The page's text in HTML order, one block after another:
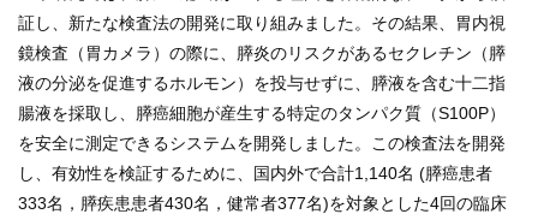
再 診／8：15～17：00（自動再来受付機）
8：20～17：00 （窓口受付）
休診日／土・日・祝日、年末年始
※九州大学病院は敷地内全面禁煙です
病院案内図
証し、新たな検査法の開発に取り組みました。その結果、胃内視
鏡検査（胃カメラ）の際に、膵炎のリスクがあるセクレチン（膵
液の分泌を促進するホルモン）を投与せずに、膵液を含む十二指
腸液を採取し、膵癌細胞が産生する特定のタンパク質（S100P）
を安全に測定できるシステムを開発しました。この検査法を開発
し、有効性を検証するために、国内外で合計1,140名 (膵癌患者
333名，膵疾患患者430名，健常者377名)を対象とした4回の臨床